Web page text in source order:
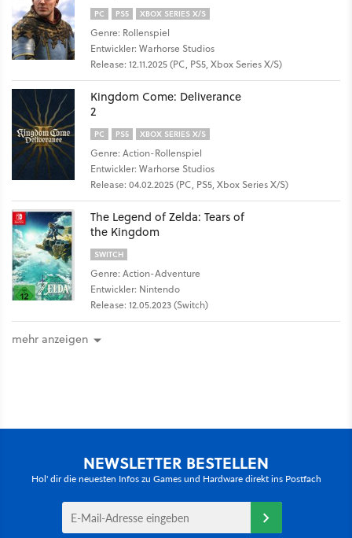
PC PS5 XBOX SERIES X/S
Genre: Rollenspiel
Entwickler: Warhorse Studios
Release: 12.11.2025 (PC, PS5, Xbox Series X/S)
Kingdom Come: Deliverance
2
PC PS5 XBOX SERIES X/S
Genre: Action-Rollenspiel
Entwickler: Warhorse Studios
Release: 04.02.2025 (PC, PS5, Xbox Series X/S)
The Legend of Zelda: Tears of
the Kingdom
SWITCH
Genre: Action-Adventure
Entwickler: Nintendo
Release: 12.05.2023 (Switch)
mehr anzeigen
NEWSLETTER BESTELLEN
Hol' dir die neuesten Infos zu Games und Hardware direkt ins Postfach